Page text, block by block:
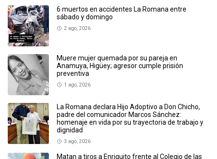
6 muertos en accidentes La Romana entre
sábado y domingo
2 ago, 2026
Muere mujer quemada por su pareja en
Anamuya, Higüey; agresor cumple prisión
preventiva
1 ago, 2026
La Romana declara Hijo Adoptivo a Don Chicho,
padre del comunicador Marcos Sánchez:
homenaje en vida por su trayectoria de trabajo y
dignidad
3 ago, 2026
Matan a tiros a Enriquito frente al Colegio de las